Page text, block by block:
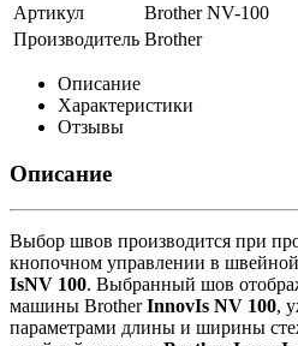
Артикул
Brother NV-100
Производитель Brother
Описание
Характеристики
Отзывы
Описание
Выбор швов производится при
кнопочном управлении в
IsNV 100. Выбранный шов
машины BrotherInnovIs NV 100,
параметрами длины и ширины